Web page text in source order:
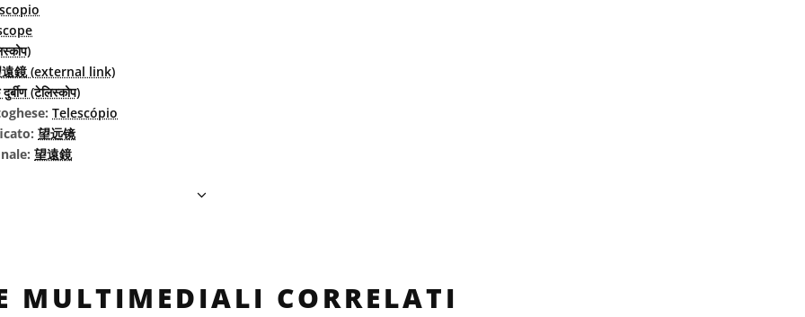
鏡 (external link)
(टेलिस्कोप)
Telescópio
望远镜
望遠鏡
MULTIMEDIALI CORRELATI